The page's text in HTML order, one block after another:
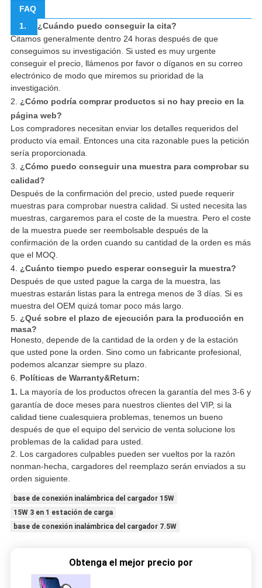
FAQ
1.
¿Cuándo puedo conseguir la cita?
Citamos generalmente dentro 24 horas después de que
conseguimos su investigación. Si usted es muy urgente
conseguir el precio, llámenos por favor o díganos en su correo
electrónico de modo que miremos su prioridad de la
investigación.
2. ¿Cómo podría comprar productos si no hay precio en la
página web?
Los compradores necesitan enviar los detalles requeridos del
producto vía email. Entonces una cita razonable pues la petición
sería proporcionada.
3. ¿Cómo puedo conseguir una muestra para comprobar su
calidad?
Después de la confirmación del precio, usted puede requerir
muestras para comprobar nuestra calidad. Si usted necesita las
muestras, cargaremos para el coste de la muestra. Pero el coste
de la muestra puede ser reembolsable después de la
confirmación de la orden cuando su cantidad de la orden es más
que el MOQ.
4. ¿Cuánto tiempo puedo esperar conseguir la muestra?
Después de que usted pague la carga de la muestra, las
muestras estarán listas para la entrega menos de 3 días. Si es
muestra del OEM quizá tomar poco más largo.
5. ¿Qué sobre el plazo de ejecución para la producción en
masa?
Honesto, depende de la cantidad de la orden y de la estación
que usted pone la orden. Sino como un fabricante profesional,
podemos alcanzar siempre su plazo.
6. Políticas de Warranty&Return:
1. La mayoría de los productos ofrecen la garantía del mes 3-6 y
garantía de doce meses para nuestros clientes del VIP, si la
calidad tiene cualesquiera problemas, tenemos un bueno
después de que el equipo del servicio de venta solucione los
problemas de la calidad para usted.
2. Los cargadores culpables pueden ser vueltos por la razón
nonman-hecha, cargadores del reemplazo serán enviados a su
orden siguiente.
base de conexión inalámbrica del cargador 15W
15W 3 en 1 estación de carga
base de conexión inalámbrica del cargador 7.5W
Obtenga el mejor precio por